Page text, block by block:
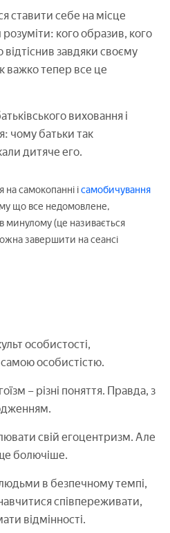
ставити себе на місце
кого образив, кого
відтіснив завдяки своєму
важко тепер все це
виховання і
чому батьки так
дитяче его.
самокопанні ісамобичування
що все недомовлене,
минулому (це називається
завершити на сеансі
особистості,
особистістю.
– різні поняття. Правда, з
свій егоцентризм. Але
болючіше.
в безпечному темпі,
співпереживати,
відмінності.